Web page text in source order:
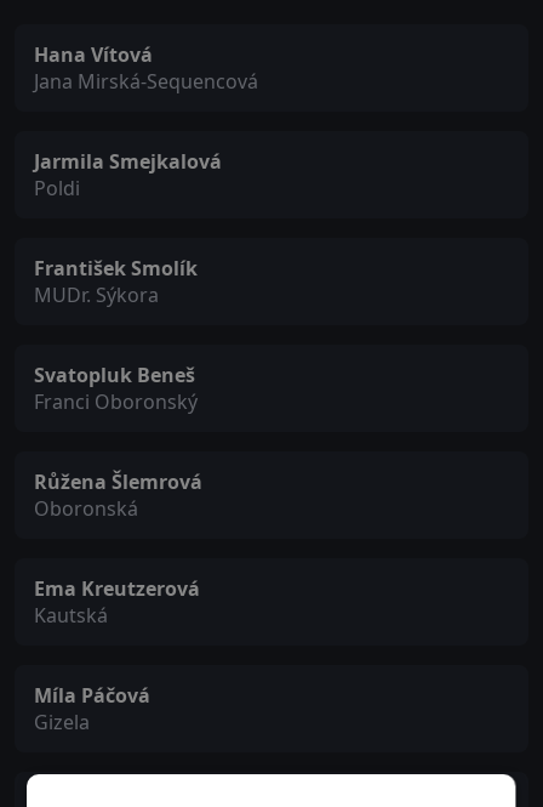
Hana Vítová
Jana Mirská-Sequencová
Jarmila Smejkalová
Poldi
František Smolík
MUDr. Sýkora
Svatopluk Beneš
Franci Oboronský
Růžena Šlemrová
Oboronská
Ema Kreutzerová
Kautská
Míla Páčová
Gizela